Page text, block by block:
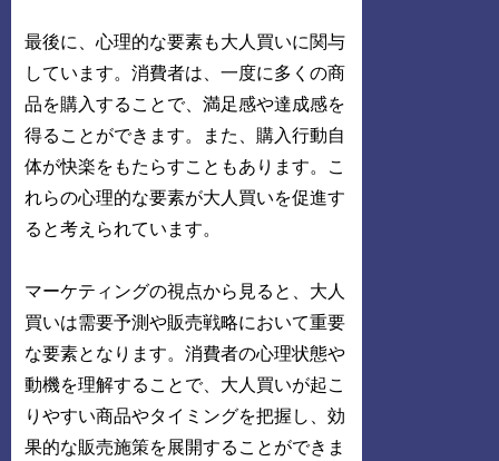
最後に、心理的な要素も大人買いに関与
しています。消費者は、一度に多くの商
品を購入することで、満足感や達成感を
得ることができます。また、購入行動自
体が快楽をもたらすこともあります。こ
れらの心理的な要素が大人買いを促進す
ると考えられています。
マーケティングの視点から見ると、大人
買いは需要予測や販売戦略において重要
な要素となります。消費者の心理状態や
動機を理解することで、大人買いが起こ
りやすい商品やタイミングを把握し、効
果的な販売施策を展開することができま